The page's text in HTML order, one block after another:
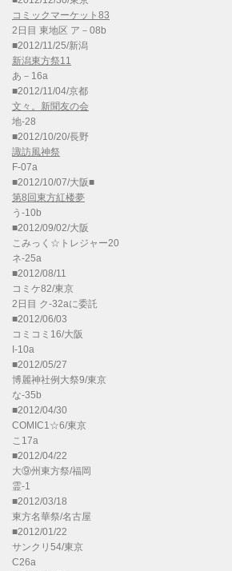
コミックマーケット83
2日目 東地区 ア－08b
■2012/11/25/新潟
新潟東方祭11
あ－16a
■2012/11/04/京都
文々。新聞友の会
地-28
■2012/10/20/長野
諏訪風神祭
F-07a
■2012/10/07/大阪■
第8回東方紅楼夢
う-10b
■2012/09/02/大阪
こみっく☆トレジャー20
ネ-25a
■2012/08/11
コミケ82/東京
2日目 ク-32aに委託
■2012/06/03
コミコミ16/大阪
I-10a
■2012/05/27
博麗神社例大祭9/東京
な-35b
■2012/04/30
COMIC1☆6/東京
こ17a
■2012/04/22
大⑨州東方祭/福岡
霊-1
■2012/03/18
東方名華祭/名古屋
■2012/01/22
サンクリ54/東京
C26a